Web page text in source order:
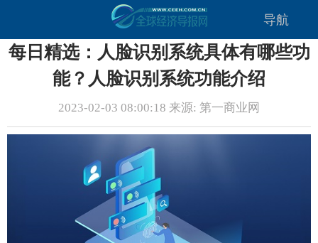
导航
每日精选：人脸识别系统具体有哪些功
能？人脸识别系统功能介绍
2023-02-03 08:00:18 来源: 第一商业网